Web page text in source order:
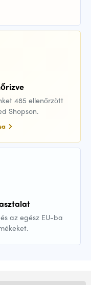
485 ellenőrzött
Shopson.
az egész EU-ba